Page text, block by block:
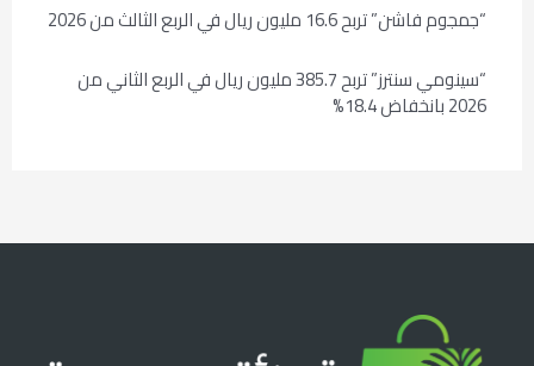
“جمجوم فاشن” تربح 16.6 مليون ريال في الربع الثالث من 2026
“سينومي سنترز” تربح 385.7 مليون ريال في الربع الثاني من
2026 بانخفاض 18.4%